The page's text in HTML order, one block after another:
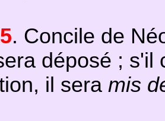
. Concile de
déposé ; s'il
il sera mis